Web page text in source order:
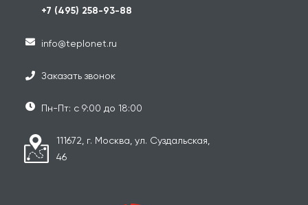
+7 (495) 258-93-88
info@teplonet.ru
Заказать звонок
Пн-Пт: с 9:00 до 18:00
111672, г. Москва, ул. Суздальская,
46